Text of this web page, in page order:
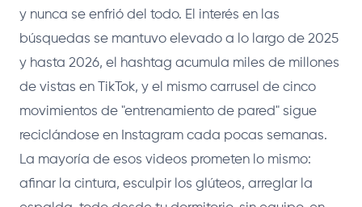
y nunca se enfrió del todo. El interés en las
búsquedas se mantuvo elevado a lo largo de 2025
y hasta 2026, el hashtag acumula miles de millones
de vistas en TikTok, y el mismo carrusel de cinco
movimientos de "entrenamiento de pared" sigue
reciclándose en Instagram cada pocas semanas.
La mayoría de esos videos prometen lo mismo:
afinar la cintura, esculpir los glúteos, arreglar la